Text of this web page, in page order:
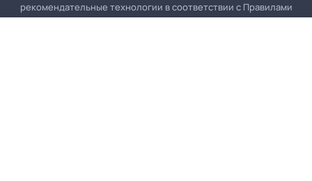
рекомендательные технологии в соответствии с Правилами